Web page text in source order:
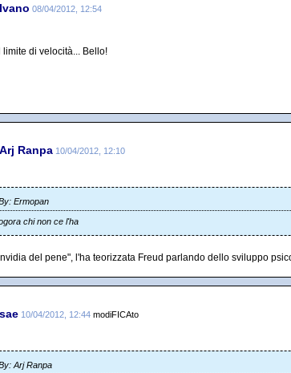
Ivano 08/04/2012, 12:54
limite di velocità... Bello!
Arj Ranpa 10/04/2012, 12:10
Ermopan
chi non ce l'ha
del pene", l'ha teorizzata Freud parlando dello sviluppo
sae 10/04/2012, 12:44 modiFICAto
Arj Ranpa